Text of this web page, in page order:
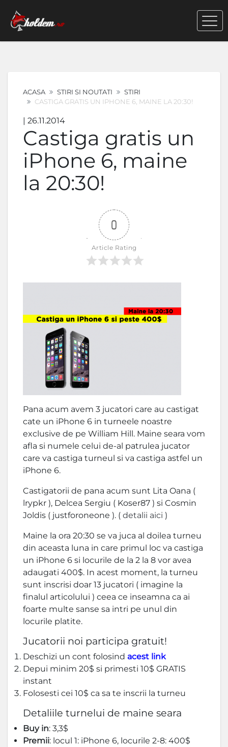
ACASA STIRI SI NOUTATI
STIRI
CASTIGA GRATIS UN IPHONE 6, MAINE LA 20:30!
| 26.11.2014
Castiga gratis un
iPhone 6, maine
la 20:30!
0
Article Rating
Pana acum avem 3 jucatori care au castigat
cate un iPhone 6 in turneele noastre
exclusive de pe William Hill. Maine seara vom
afla si numele celui de-al patrulea jucator
care va castiga turneul si va castiga astfel un
iPhone 6.
Castigatorii de pana acum sunt Lita Oana (
lrypkr ), Delcea Sergiu ( Koser87 ) si Cosmin
Joldis ( justforoneone ). ( detalii aici )
Maine la ora 20:30 se va juca al doilea turneu
din aceasta luna in care primul loc va castiga
un iPhone 6 si locurile de la 2 la 8 vor avea
adaugati 400$. In acest moment, la turneu
sunt inscrisi doar 13 jucatori ( imagine la
finalul articolului ) ceea ce inseamna ca ai
foarte multe sanse sa intri pe unul din
locurile platite.
Jucatorii noi participa gratuit!
Deschizi un cont folosind acest link
Depui minim 20$ si primesti 10$ GRATIS
instant
Folosesti cei 10$ ca sa te inscrii la turneu
Detaliile turnelui de maine seara
Buy in: 3,3$
Premii: locul 1: iPhone 6, locurile 2-8: 400$